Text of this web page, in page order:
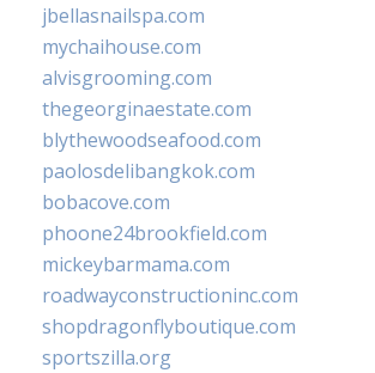
jbellasnailspa.com
mychaihouse.com
alvisgrooming.com
thegeorginaestate.com
blythewoodseafood.com
paolosdelibangkok.com
bobacove.com
phoone24brookfield.com
mickeybarmama.com
roadwayconstructioninc.com
shopdragonflyboutique.com
sportszilla.org